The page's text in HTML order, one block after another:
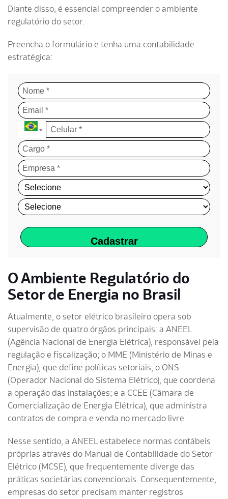
Diante disso, é essencial compreender o ambiente
regulatório do setor.
Preencha o formulário e tenha uma contabilidade
estratégica:
Cadastrar
O Ambiente Regulatório do
Setor de Energia no Brasil
Atualmente, o setor elétrico brasileiro opera sob
supervisão de quatro órgãos principais: a ANEEL
(Agência Nacional de Energia Elétrica), responsável pela
regulação e fiscalização; o MME (Ministério de Minas e
Energia), que define políticas setoriais; o ONS
(Operador Nacional do Sistema Elétrico), que coordena
a operação das instalações; e a CCEE (Câmara de
Comercialização de Energia Elétrica), que administra
contratos de compra e venda no mercado livre.
Nesse sentido, a ANEEL estabelece normas contábeis
próprias através do Manual de Contabilidade do Setor
Elétrico (MCSE), que frequentemente diverge das
práticas societárias convencionais. Consequentemente,
empresas do setor precisam manter registros